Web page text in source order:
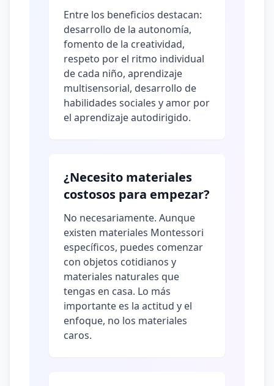
Entre los beneficios destacan:
desarrollo de la autonomía,
fomento de la creatividad,
respeto por el ritmo individual
de cada niño, aprendizaje
multisensorial, desarrollo de
habilidades sociales y amor por
el aprendizaje autodirigido.
¿Necesito materiales
costosos para empezar?
No necesariamente. Aunque
existen materiales Montessori
específicos, puedes comenzar
con objetos cotidianos y
materiales naturales que
tengas en casa. Lo más
importante es la actitud y el
enfoque, no los materiales
caros.